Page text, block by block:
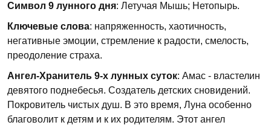
Символ 9 лунного дня: Летучая Мышь; Нетопырь.
Ключевые слова: напряженность, хаотичность,
негативные эмоции, стремление к радости, смелость,
преодоление страха.
Ангел-Хранитель 9-х лунных суток: Амас - властелин
девятого поднебесья. Создатель детских сновидений.
Покровитель чистых душ. В это время, Луна особенно
благоволит к детям и к их родителям. Этот ангел